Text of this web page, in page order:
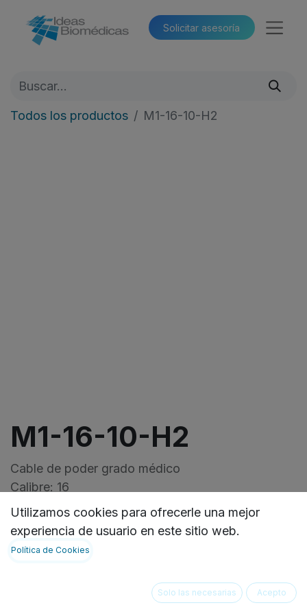
Solicitar asesoría​​
Todos los productos M1-16-10-H2
M1-16-10-H2
Cable de poder grado médico
Calibre: 16
Macho: NEMA 5-15P
Hembra: IEC-60320 Left-C13
Lod: 10
https://ideasbiomedicas.odoo.com/document/
4ddd-462c-9c43-2aa397cc1ad5
Utilizamos cookies para ofrecerle una mejor
experiencia de usuario en este sitio web.
Política de Cookies
Solo las necesarias Acepto